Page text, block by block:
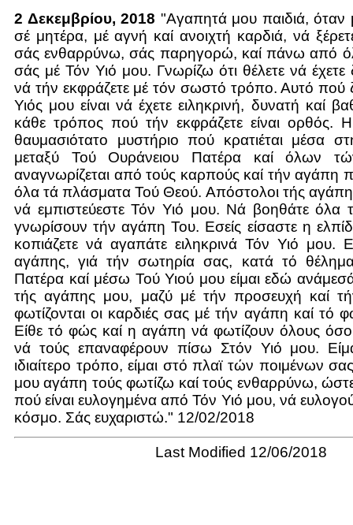
2 Δεκεμβρίου, 2018 "Αγαπητά μου παιδιά, όταν
σέ μητέρα, μέ αγνή καί ανοιχτή καρδιά, νά
σάς ενθαρρύνω, σάς παρηγορώ, καί πάνω από
σάς μέ Τόν Υιό μου. Γνωρίζω ότι θέλετε νά έχετε
νά τήν εκφράζετε μέ τόν σωστό τρόπο. Αυτό πού
Υιός μου είναι νά έχετε ειληκρινή, δυνατή καί
κάθε τρόπος πού τήν εκφράζετε είναι ορθός. Η
θαυμασιότατο μυστήριο πού κρατιέται μέσα
μεταξύ Τού Ουράνειου Πατέρα καί όλων
αναγνωρίζεται από τούς καρπούς καί τήν αγάπη
όλα τά πλάσματα Τού Θεού. Απόστολοι τής
νά εμπιστεύεστε Τόν Υιό μου. Νά βοηθάτε όλα
γνωρίσουν τήν αγάπη Του. Εσείς είσαστε η
κοπιάζετε νά αγαπάτε ειληκρινά Τόν Υιό μου.
αγάπης, γιά τήν σωτηρία σας, κατά τό
Πατέρα καί μέσω Τού Υιού μου είμαι εδώ
τής αγάπης μου, μαζύ μέ τήν προσευχή καί
φωτίζονται οι καρδιές σας μέ τήν αγάπη καί τό
Είθε τό φώς καί η αγάπη νά φωτίζουν όλους
νά τούς επαναφέρουν πίσω Στόν Υιό μου.
ιδιαίτερο τρόπο, είμαι στό πλαϊ τών ποιμένων
μου αγάπη τούς φωτίζω καί τούς ενθαρρύνω,
πού είναι ευλογημένα από Τόν Υιό μου, νά
κόσμο. Σάς ευχαριστώ." 12/02/2018
Last Modified 12/06/2018